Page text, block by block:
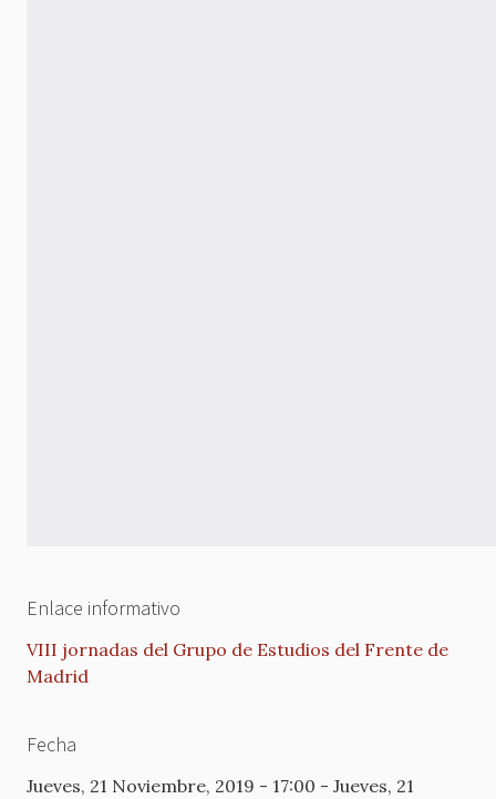
Enlace informativo
VIII jornadas del Grupo de Estudios del Frente de
Madrid
Fecha
Jueves, 21 Noviembre, 2019 - 17:00 - Jueves, 21